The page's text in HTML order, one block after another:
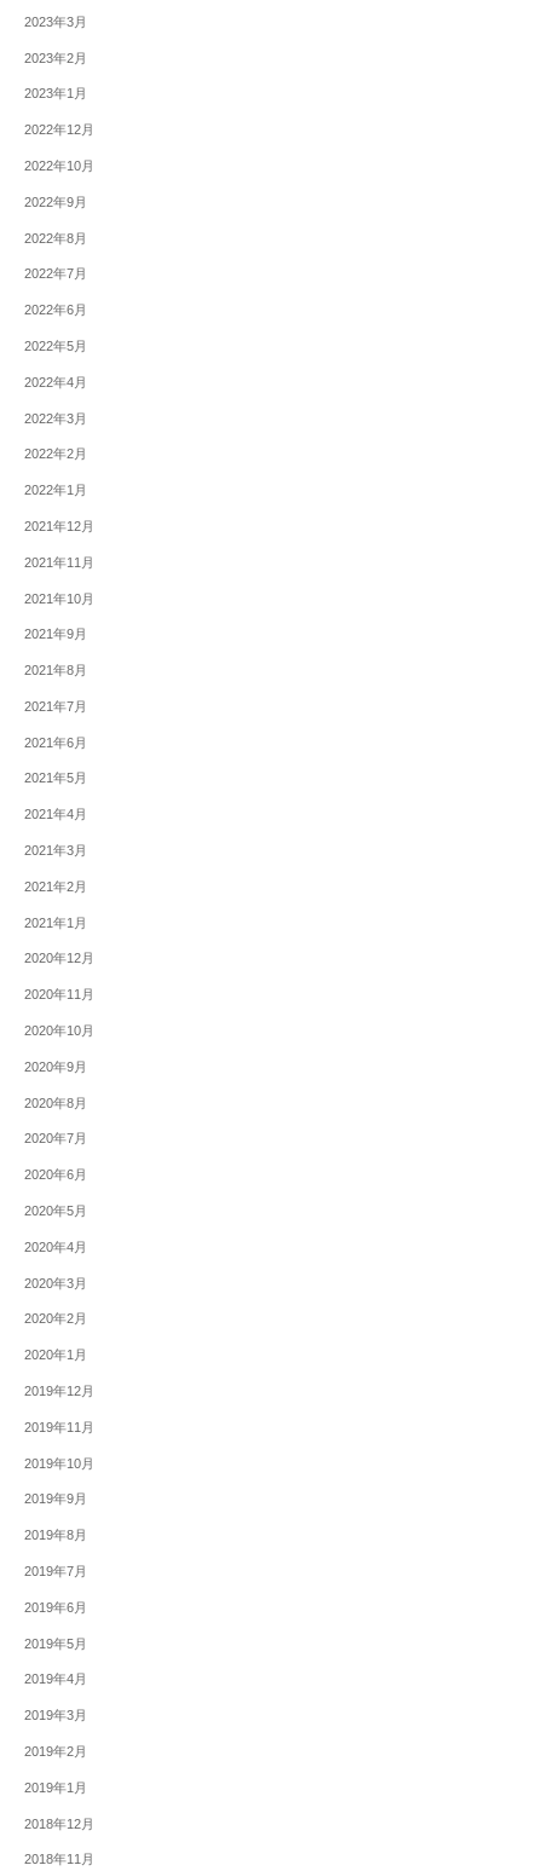
2023年3月
2023年2月
2023年1月
2022年12月
2022年10月
2022年9月
2022年8月
2022年7月
2022年6月
2022年5月
2022年4月
2022年3月
2022年2月
2022年1月
2021年12月
2021年11月
2021年10月
2021年9月
2021年8月
2021年7月
2021年6月
2021年5月
2021年4月
2021年3月
2021年2月
2021年1月
2020年12月
2020年11月
2020年10月
2020年9月
2020年8月
2020年7月
2020年6月
2020年5月
2020年4月
2020年3月
2020年2月
2020年1月
2019年12月
2019年11月
2019年10月
2019年9月
2019年8月
2019年7月
2019年6月
2019年5月
2019年4月
2019年3月
2019年2月
2019年1月
2018年12月
2018年11月